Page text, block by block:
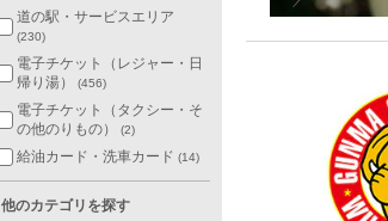
道の駅・サービスエリア
(230)
電子チケット（レジャー・日
帰り湯）
(456)
電子チケット（タクシー・そ
の他のりもの）
(2)
給油カード・洗車カード (14)
他のカテゴリを探す